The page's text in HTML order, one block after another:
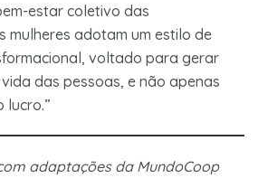
estar coletivo das
mulheres adotam um estilo de
voltado para gerar
das pessoas, e não apenas
lucro.”
adaptações da MundoCoop